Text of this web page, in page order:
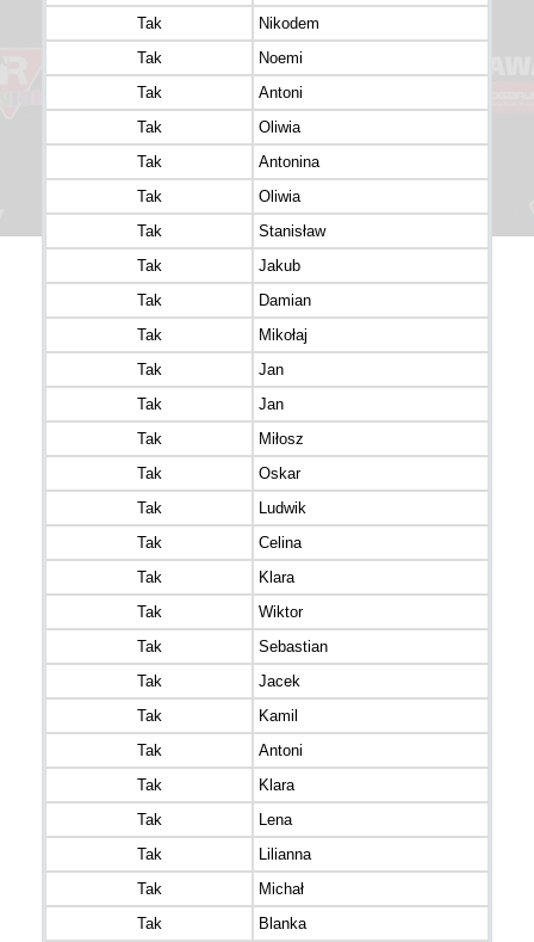
Tak
Nikodem
Tak
Noemi
Tak
Antoni
Tak
Oliwia
Tak
Antonina
Tak
Oliwia
Tak
Stanisław
Tak
Jakub
Tak
Damian
Tak
Mikołaj
Tak
Jan
Tak
Jan
Tak
Miłosz
Tak
Oskar
Tak
Ludwik
Tak
Celina
Tak
Klara
Tak
Wiktor
Tak
Sebastian
Tak
Jacek
Tak
Kamil
Tak
Antoni
Tak
Klara
Tak
Lena
Tak
Lilianna
Tak
Michał
Tak
Blanka